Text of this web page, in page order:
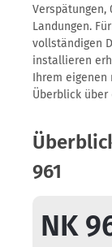
Landungen.
vollständigen
installieren
Ihrem
Überblick über
961
NK